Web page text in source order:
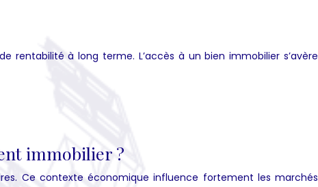
rentabilité à long terme. L’accès à un bien immobilier s’avère
immobilier ?
Ce contexte économique influence fortement les marchés